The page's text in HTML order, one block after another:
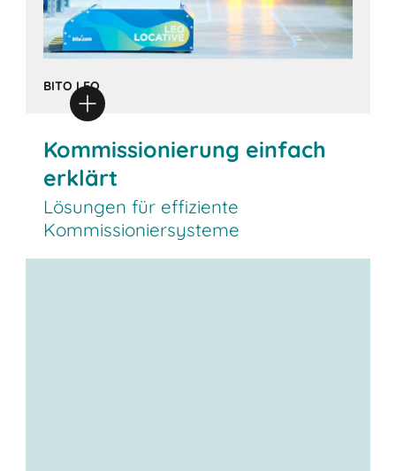
BITO LEO
Kommissionierung einfach
erklärt
Lösungen für effiziente
Kommissioniersysteme